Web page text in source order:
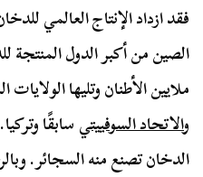
الصين من أكبر الدول
ملايين الأطنان وتليها الولايات
والاتحاد السوفييتي
الدخان تصنع منه السجائر.